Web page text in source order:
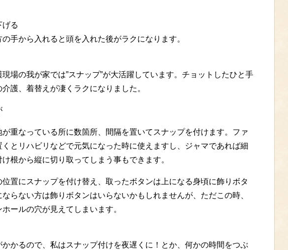
る
手から入れると頭を入れた後がラクになります。
場の我が家では”スナップ”が大活躍しています。チョットしたひと手
護、着替えが凄くラクになりました。
が重なっている所に数箇所、間隔を置いてスナップを付けます。ファ
とリハビリなどで元気になった時に使えますし、ジャマであれば細
根から縦に切り取ってしまう事もできます。
位置にスナップを付け替え、取ったボタンは上になる身頃に飾りボタ
らない方は飾りボタンはいらないかもしれませんが、ただこの時、
ールの穴が見えてしまいます。
かるので、私はスナップ付けを夜遅くに！とか、何かの時間をつぶ